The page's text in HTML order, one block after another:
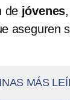
de jóvenes
aseguren
MÁS